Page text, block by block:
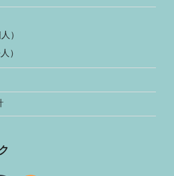
）
）